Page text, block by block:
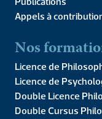
Appels à
Nos
Licence de
Licence de
Double Licence
Double Cursus